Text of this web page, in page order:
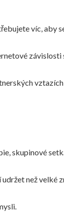
víc, aby
závislosti
skupinové
než velké